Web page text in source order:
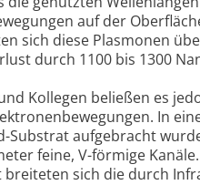
auf der
sich diese Plasmonen
durch 1100 bis 1300
Kollegen beließen es
In
Substrat aufgebracht
feine, V-förmige
breiteten sich die durch